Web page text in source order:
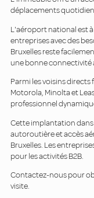
déplacements
L'aéroport national est
entreprises avec des
Bruxelles reste
une bonne connectivité
Parmi les voisins
Motorola, Minolta et
professionnel
Cette implantation
autoroutière et accès
Bruxelles. Les
pour les activités B2B.
Contactez-nous pour
visite.